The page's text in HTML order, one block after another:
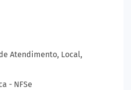
Atendimento, Local,
- NFSe